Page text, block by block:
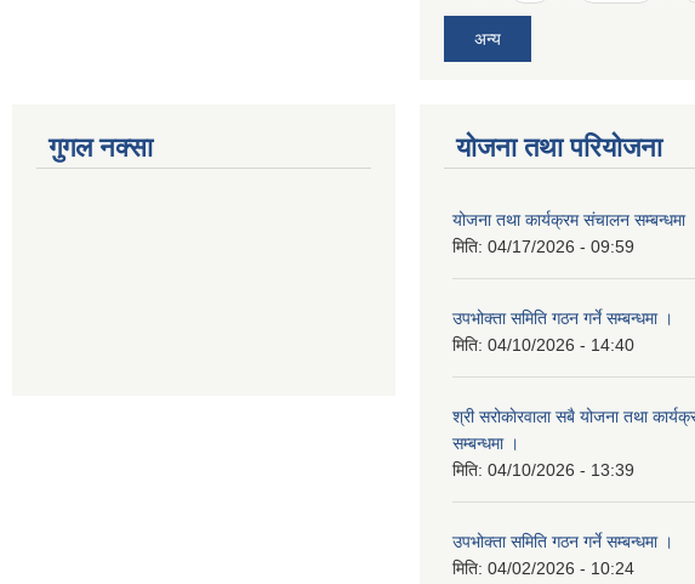
अन्य
गुगल नक्सा योजना तथा परियोजना
योजना तथा कार्यक्रम संचालन सम्बन्धमा
मिति: 04/17/2026 - 09:59
उपभोक्ता समिति गठन गर्ने सम्बन्धमा ।
मिति: 04/10/2026 - 14:40
श्री सरोकाेरवाला सबै योजना तथा
सम्बन्धमा ।
मिति: 04/10/2026 - 13:39
उपभोक्ता समिति गठन गर्ने सम्बन्धमा ।
मिति: 04/02/2026 - 10:24